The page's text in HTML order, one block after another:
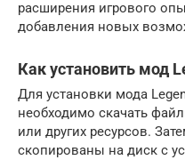
расширения игрового
добавления новых
Как установить мод
Для установки мода
необходимо скачать
или других ресурсов.
скопированы на диск с